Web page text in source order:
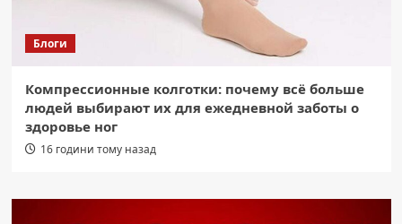
Блоги
Компрессионные колготки: почему всё больше
людей выбирают их для ежедневной заботы о
здоровье ног
16 години тому назад